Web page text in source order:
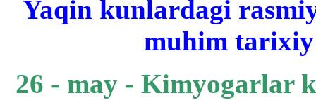
Yaqin kunlardagi
muhim
26 - may - Kimyogarlar